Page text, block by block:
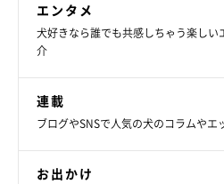
写真や動画、日常の生活が載ってい
・Instagram：
エンタメ
犬好きなら誰でも共感しちゃう楽し
介
連載
ブログやSNSで人気の犬のコラムや
お出かけ